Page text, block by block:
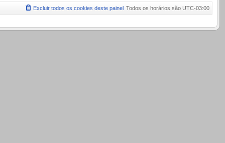
Todos os horários são UTC-03:00
Excluir todos os cookies deste painel